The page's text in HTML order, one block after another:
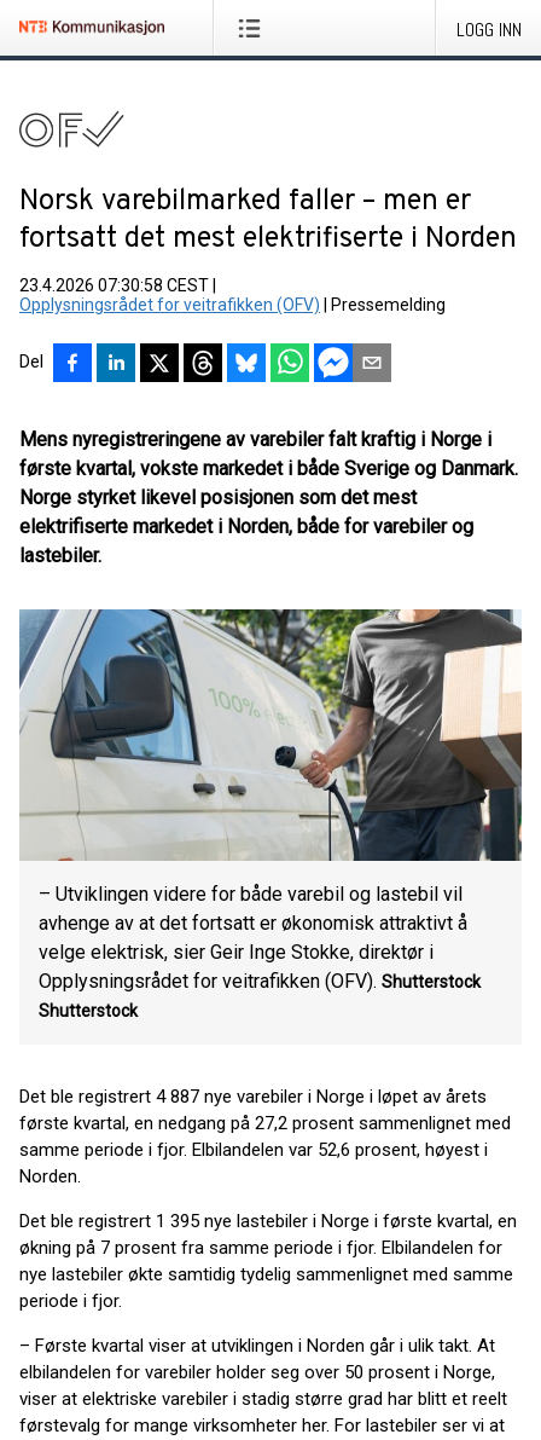
LOGG INN
Norsk varebilmarked faller – men er
fortsatt det mest elektrifiserte i Norden
23.4.2026 07:30:58 CEST
Opplysningsrådet for veitrafikken (OFV)
Pressemelding
Del
Mens nyregistreringene av varebiler falt kraftig i Norge i
første kvartal, vokste markedet i både Sverige og Danmark.
Norge styrket likevel posisjonen som det mest
elektrifiserte markedet i Norden, både for varebiler og
lastebiler.
– Utviklingen videre for både varebil og lastebil vil
avhenge av at det fortsatt er økonomisk attraktivt å
velge elektrisk, sier Geir Inge Stokke, direktør i
Opplysningsrådet for veitrafikken (OFV). Shutterstock
Shutterstock
Det ble registrert 4 887 nye varebiler i Norge i løpet av årets
første kvartal, en nedgang på 27,2 prosent sammenlignet med
samme periode i fjor. Elbilandelen var 52,6 prosent, høyest i
Norden.
Det ble registrert 1 395 nye lastebiler i Norge i første kvartal, en
økning på 7 prosent fra samme periode i fjor. Elbilandelen for
nye lastebiler økte samtidig tydelig sammenlignet med samme
periode i fjor.
– Første kvartal viser at utviklingen i Norden går i ulik takt. At
elbilandelen for varebiler holder seg over 50 prosent i Norge,
viser at elektriske varebiler i stadig større grad har blitt et reelt
førstevalg for mange virksomheter her. For lastebiler ser vi at